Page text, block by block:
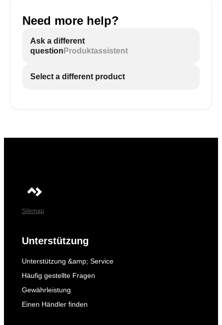
Need more help?
Ask a different
question Produktassistent
Select a different product
Sitemap
Unterstützung
Unterstützung &amp; Service
Häufig gestellte Fragen
Gewährleistung
Einen Händler finden